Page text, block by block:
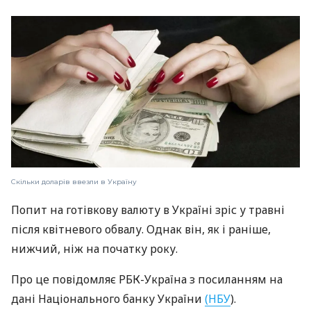
Скільки доларів ввезли в Україну
Попит на готівкову валюту в Україні зріс у травні
після квітневого обвалу. Однак він, як і раніше,
нижчий, ніж на початку року.
Про це повідомляє РБК-Україна з посиланням на
дані Національного банку України (НБУ).